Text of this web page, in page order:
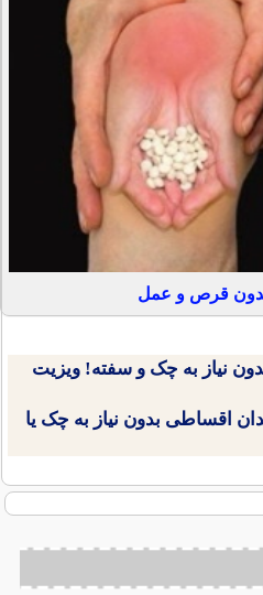
قرص و عمل
نیاز به چک و سفته! ویزیت
اقساطی بدون نیاز به چک یا